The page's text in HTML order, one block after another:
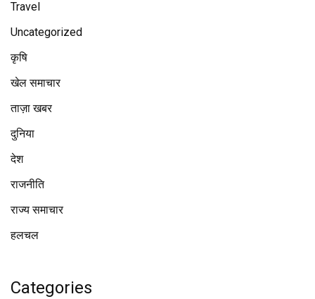
Travel
Uncategorized
कृषि
खेल समाचार
ताज़ा खबर
दुनिया
देश
राजनीति
राज्य समाचार
हलचल
Categories